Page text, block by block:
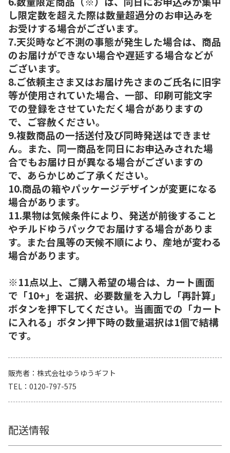
し限定数を超えた際は数量超過分のお申込みを
お受けする場合がございます。
7.天災時など不測の事態が発生した場合は、商品
のお届けができない場合や遅延する場合などが
ございます。
8.ご依頼主さま又はお届け先さまのご氏名に旧字
等が使用されていた場合、一部、印刷可能文字
での登録をさせていただく場合がありますの
で、ご容赦ください。
9.複数商品の一括送付及び同時発送はできませ
ん。また、同一商品を同日にお申込みされた場
合でもお届け日が異なる場合がございますの
で、あらかじめご了承ください。
10.商品の箱やパッケージデザインが変更になる
場合があります。
11.果物は気候条件により、発送が前後すること
やチルドゆうパックでお届けする場合がありま
す。また台風等の天候不順により、産地が変わる
場合があります。
※11点以上、ご購入希望の場合は、カート画面
で「10+」を選択、必要数量を入力し「再計算」
ボタンを押下してください。当画面での「カート
に入れる」ボタン押下時の数量選択は1個で結構
です。
販売者
株式会社ゆうゆうギフト
TEL
0120-797-575
配送情報